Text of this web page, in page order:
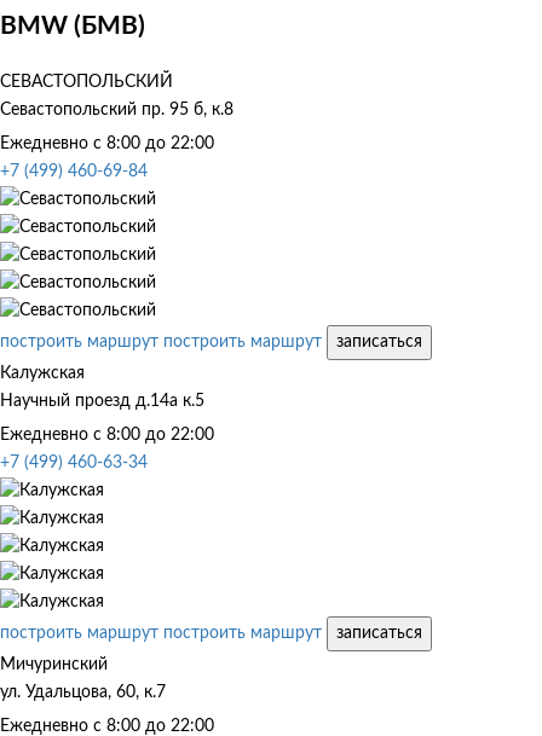
BMW (БМВ)
СЕВАСТОПОЛЬСКИЙ
Севастопольский пр. 95 б, к.8
Ежедневно с 8:00 до 22:00
+7 (499) 460-69-84
построить маршрут построить маршрут
записаться
Калужская
Научный проезд д.14а к.5
Ежедневно с 8:00 до 22:00
+7 (499) 460-63-34
построить маршрут построить маршрут
записаться
Мичуринский
ул. Удальцова, 60, к.7
Ежедневно с 8:00 до 22:00